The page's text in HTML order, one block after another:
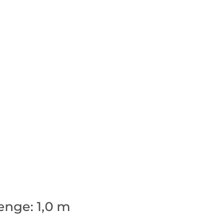
1,0 m